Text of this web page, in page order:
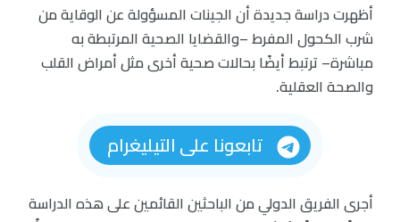
أظهرت دراسة جديدة أن الجينات المسؤولة عن الوقاية من
شرب الكحول المفرط –والقضايا الصحية المرتبطة به
مباشرة– ترتبط أيضًا بحالات صحية أخرى مثل أمراض القلب
والصحة العقلية.
تابعونا على التيليغرام
أجرى الفريق الدولي من الباحثين القائمين على هذه الدراسة